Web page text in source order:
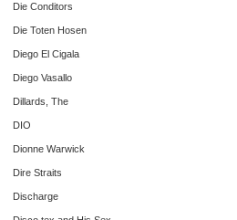
Die Conditors
Die Toten Hosen
Diego El Cigala
Diego Vasallo
Dillards, The
DIO
Dionne Warwick
Dire Straits
Discharge